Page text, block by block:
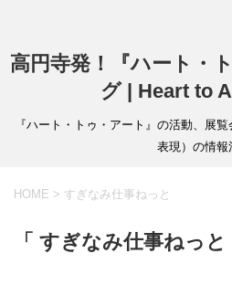
高円寺発！『ハート・
グ | Heart to
『ハート・トゥ・アート』の活動、展
表現）の情報
HOME > すぎなみ仕事ねっと
「 すぎなみ仕事ねっ